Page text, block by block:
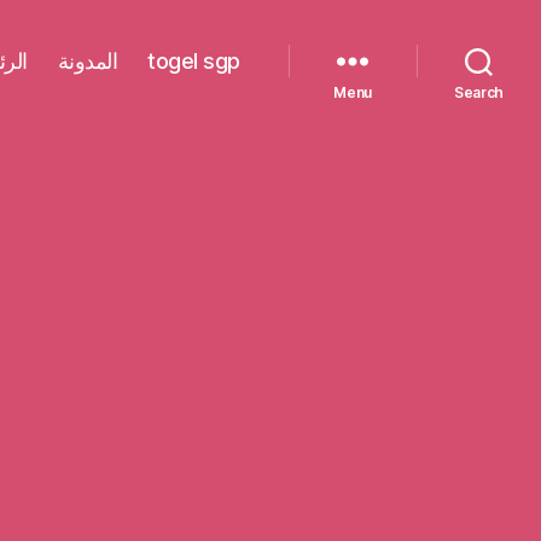
المدونة togel sgp
Menu Search